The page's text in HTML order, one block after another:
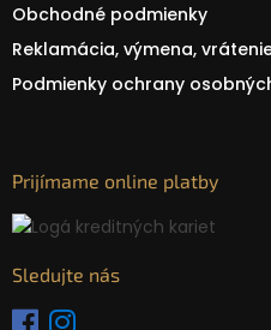
Obchodné podmienky
Reklamácia, výmena,
Podmienky ochrany
Prijímame online platby
Sledujte nás